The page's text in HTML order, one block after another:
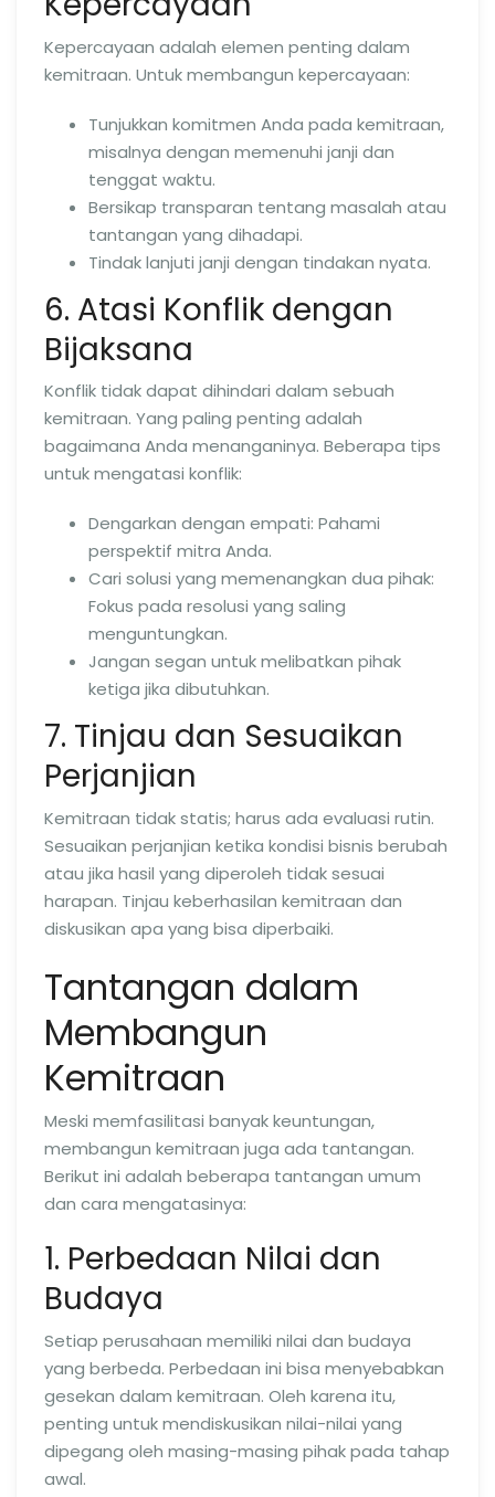
Kepercayaan adalah elemen penting dalam
kemitraan. Untuk membangun kepercayaan:
Tunjukkan komitmen Anda pada kemitraan,
misalnya dengan memenuhi janji dan
tenggat waktu.
Bersikap transparan tentang masalah atau
tantangan yang dihadapi.
Tindak lanjuti janji dengan tindakan nyata.
6. Atasi Konflik dengan
Bijaksana
Konflik tidak dapat dihindari dalam sebuah
kemitraan. Yang paling penting adalah
bagaimana Anda menanganinya. Beberapa tips
untuk mengatasi konflik:
Dengarkan dengan empati: Pahami
perspektif mitra Anda.
Cari solusi yang memenangkan dua pihak:
Fokus pada resolusi yang saling
menguntungkan.
Jangan segan untuk melibatkan pihak
ketiga jika dibutuhkan.
7. Tinjau dan Sesuaikan
Perjanjian
Kemitraan tidak statis; harus ada evaluasi rutin.
Sesuaikan perjanjian ketika kondisi bisnis berubah
atau jika hasil yang diperoleh tidak sesuai
harapan. Tinjau keberhasilan kemitraan dan
diskusikan apa yang bisa diperbaiki.
Tantangan dalam
Membangun
Kemitraan
Meski memfasilitasi banyak keuntungan,
membangun kemitraan juga ada tantangan.
Berikut ini adalah beberapa tantangan umum
dan cara mengatasinya:
1. Perbedaan Nilai dan
Budaya
Setiap perusahaan memiliki nilai dan budaya
yang berbeda. Perbedaan ini bisa menyebabkan
gesekan dalam kemitraan. Oleh karena itu,
penting untuk mendiskusikan nilai-nilai yang
dipegang oleh masing-masing pihak pada tahap
awal.